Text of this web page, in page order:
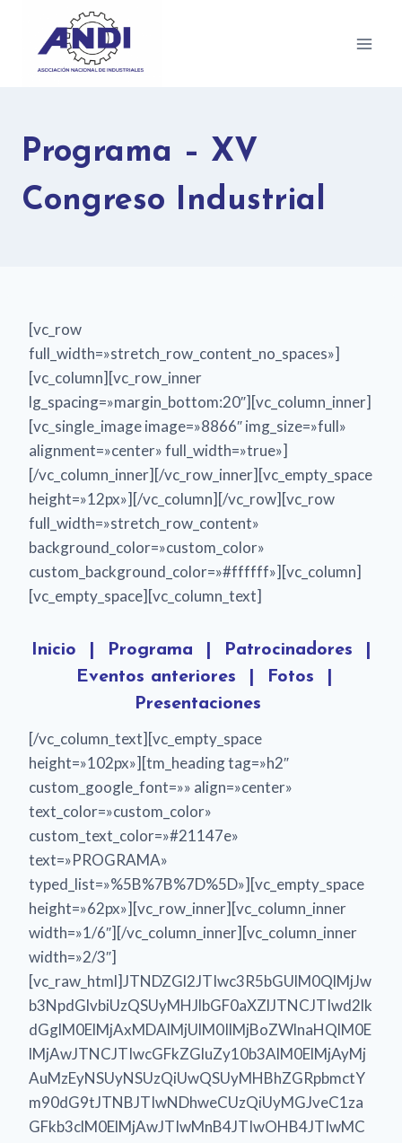
Programa – XV
Congreso Industrial
[vc_row
full_width=»stretch_row_content_no_spaces»]
[vc_column][vc_row_inner
lg_spacing=»margin_bottom:20″][vc_column_inner]
[vc_single_image image=»8866″ img_size=»full»
alignment=»center» full_width=»true»]
[/vc_column_inner][/vc_row_inner][vc_empty_space
height=»12px»][/vc_column][/vc_row][vc_row
full_width=»stretch_row_content»
background_color=»custom_color»
custom_background_color=»#ffffff»][vc_column]
[vc_empty_space][vc_column_text]
Inicio Programa Patrocinadores
Eventos anteriores
Fotos
Presentaciones
[/vc_column_text][vc_empty_space
height=»102px»][tm_heading tag=»h2″
custom_google_font=»» align=»center»
text_color=»custom_color»
custom_text_color=»#21147e»
text=»PROGRAMA»
typed_list=»%5B%7B%7D%5D»][vc_empty_space
height=»62px»][vc_row_inner][vc_column_inner
width=»1/6″][/vc_column_inner][vc_column_inner
width=»2/3″]
[vc_raw_html]JTNDZGl2JTIwc3R5bGUlM0QlMjJw
b3NpdGlvbiUzQSUyMHJlbGF0aXZlJTNCJTIwd2lk
dGglM0ElMjAxMDAlMjUlM0IlMjBoZWlnaHQlM0E
lMjAwJTNCJTIwcGFkZGluZy10b3AlM0ElMjAyMj
AuMzEyNSUyNSUzQiUwQSUyMHBhZGRpbmctY
m90dG9tJTNBJTIwNDhweCUzQiUyMGJveC1za
GFkb3clM0ElMjAwJTIwMnB4JTIwOHB4JTIwMC